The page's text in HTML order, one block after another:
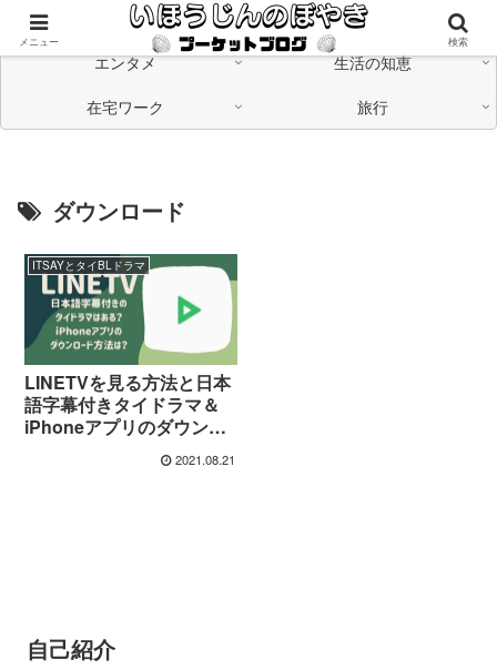
海外在住の日本人が「つながる」情報発信中
エンタメ
生活の知恵
在宅ワーク
旅行
ダウンロード
ITSAYとタイBLドラマ
LINETVを見る方法と日本
語字幕付きタイドラマ＆
iPhoneアプリのダウンロ
2021.08.21
自己紹介
メニュー 検索